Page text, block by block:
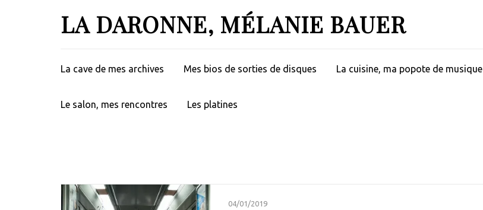
LA DARONNE, MÉLANIE BAUER
La cave de mes archives Mes bios de sorties de disques La cuisine, ma popote de musique
Le salon, mes rencontres Les platines
04/01/2019